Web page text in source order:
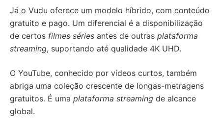
Já o Vudu oferece um modelo híbrido, com conteúdo
gratuito e pago. Um diferencial é a disponibilização
de certos filmes séries antes de outras plataforma
streaming, suportando até qualidade 4K UHD.
O YouTube, conhecido por vídeos curtos, também
abriga uma coleção crescente de longas-metragens
gratuitos. É uma plataforma streaming de alcance
global.